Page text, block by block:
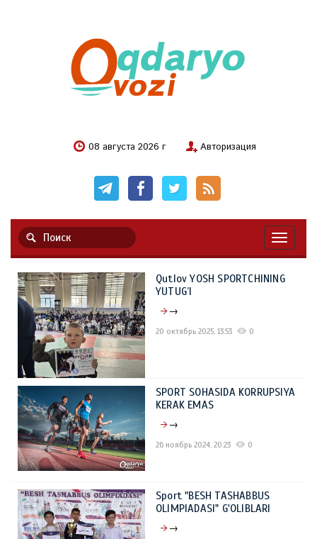
08 августа 2026 г Авторизация
Qutlov YOSH SPORTCHINING
YUTUG’I
→
20 октябрь 2025, 13:53 0
SPORT SOHASIDA KORRUPSIYA
KERAK EMAS
→
26 ноябрь 2024, 20:23 0
Sport "BESH TASHABBUS
OLIMPIADASI" G'OLIBLARI
→